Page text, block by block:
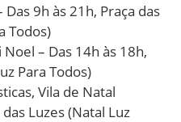
Das 9h às 21h, Praça das
Todos)
Noel – Das 14h às 18h,
Para Todos)
Vila de Natal
Luzes (Natal Luz